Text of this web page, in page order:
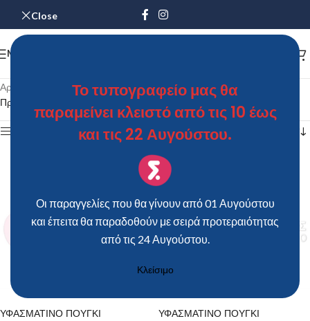
Close
Το τυπογραφείο μας θα
παραμείνει κλειστό από τις 10 έως
και τις 22 Αυγούστου.
Οι παραγγελίες που θα γίνουν από 01 Αυγούστου
και έπειτα θα παραδοθούν με σειρά προτεραιότητας
από τις 24 Αυγούστου.
Κλείσιμο
MENU
Αρχική σελίδα
Προϊόντα με ετικέτα “Ποδιές Νονάς – Νονού”
Προβάλλονται όλα - 8 αποτελέσματα
ΥΦΑΣΜΑΤΙΝΟ ΠΟΥΓΚΙ ΥΦΑΣΜΑΤΙΝΟ ΠΟΥΓΚΙ